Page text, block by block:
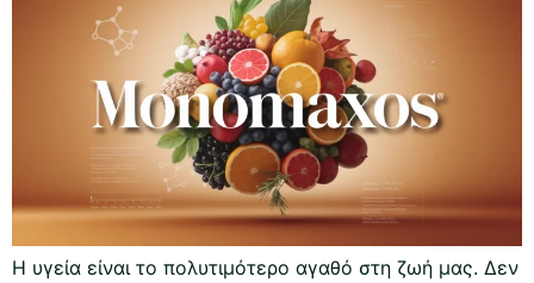
Η υγεία είναι το πολυτιμότερο αγαθό στη ζωή μας. Δεν